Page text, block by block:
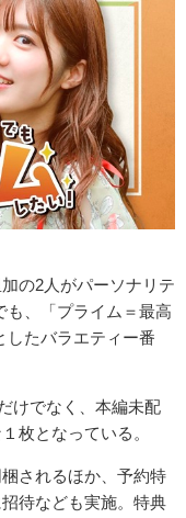
の2人がパーソナリテ
も、「プライム＝最高
したバラエティー番
けでなく、本編未配
枚となっている。
されるほか、予約特
待なども実施。特典